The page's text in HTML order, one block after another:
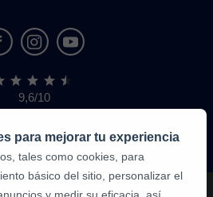
9,6/10
1,339,284
de
alumnos
para mejorar tu experiencia
tales como cookies, para
básico del sitio, personalizar el